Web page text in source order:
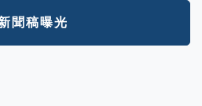
聞稿曝光